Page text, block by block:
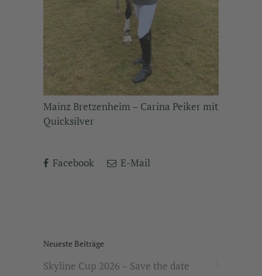
Mainz Bretzenheim – Carina Peiker mit
Quicksilver
Facebook E-Mail
Neueste Beiträge
Skyline Cup 2026 – Save the date